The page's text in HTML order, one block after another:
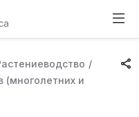
/
(многолетних и